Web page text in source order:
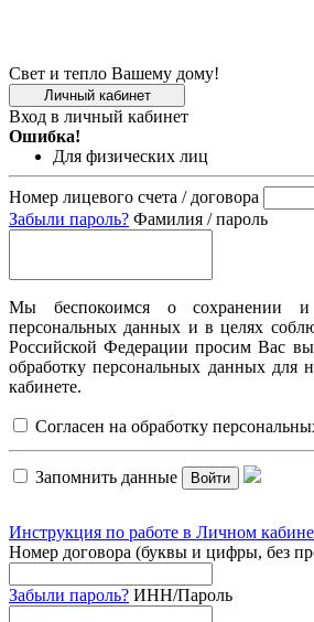
Свет и тепло Вашему дому!
Личный кабинет
Вход в личный кабинет
Ошибка!
Для физических лиц
Номер лицевого счета / договора
Забыли пароль? Фамилия / пароль
Мы беспокоимся о сохранении и
персональных данных и в целях
Российской Федерации просим Вас
обработку персональных данных для
кабинете.
Согласен на обработку
Запомнить данные Войти
Инструкция по работе в Личном
Номер договора (буквы и цифры, без
Забыли пароль? ИНН/Пароль